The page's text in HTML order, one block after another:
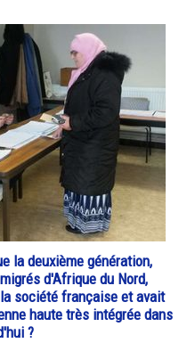
la deuxième génération,
d'Afrique du Nord,
société française et avait
haute très intégrée dans
?